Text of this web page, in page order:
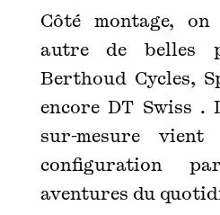
Côté montage,
autre de belles
Berthoud Cycles,
encore DT Swiss .
sur-mesure vient
configuration
aventures du